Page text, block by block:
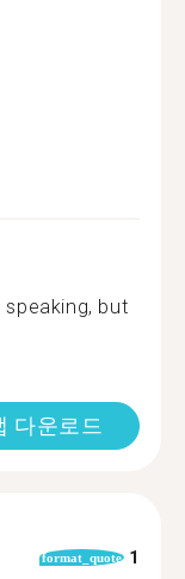
but
다운로드
format_quote 1